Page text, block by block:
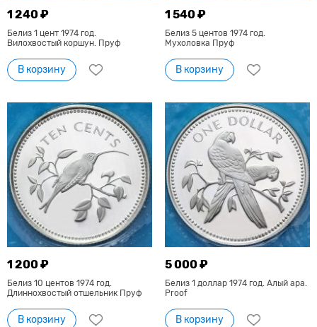
1 240 ₽
Белиз 1 цент 1974 год.
Вилохвостый коршун. Пруф
В корзину
1 540 ₽
Белиз 5 центов 1974 год.
Мухоловка Пруф
В корзину
1 200 ₽
Белиз 10 центов 1974 год.
Длиннохвостый отшельник Пруф
В корзину
5 000 ₽
Белиз 1 доллар 1974 год. Алый ара.
Proof
В корзину